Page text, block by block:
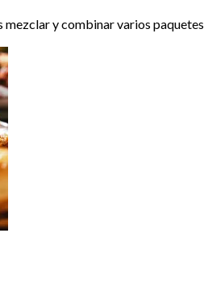
mezclar y combinar varios paquetes